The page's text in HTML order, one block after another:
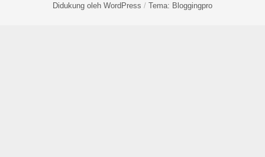
Didukung oleh WordPress / Tema: Bloggingpro